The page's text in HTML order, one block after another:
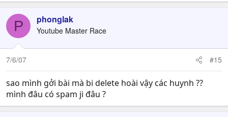
P phonglak
Youtube Master Race
7/6/07 #15
sao mình gởi bài mà bi delete hoài vậy các huynh ??
mình đâu có spam ji đâu ?